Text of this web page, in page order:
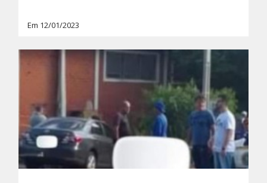
Em 12/01/2023